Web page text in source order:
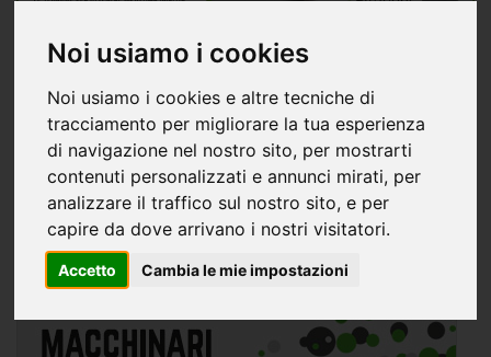
Noi usiamo i cookies
Noi usiamo i cookies e altre tecniche di
tracciamento per migliorare la tua esperienza
di navigazione nel nostro sito, per mostrarti
contenuti personalizzati e annunci mirati, per
analizzare il traffico sul nostro sito, e per
capire da dove arrivano i nostri visitatori.
Accetto Cambia le mie impostazioni